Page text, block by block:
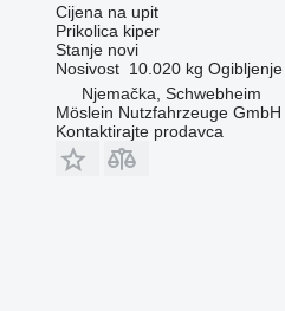
Cijena na upit
Prikolica kiper
Stanjenovi
Nosivost 10.020 kg Ogibljenje
Njemačka, Schwebheim
Möslein Nutzfahrzeuge GmbH
Kontaktirajte prodavca